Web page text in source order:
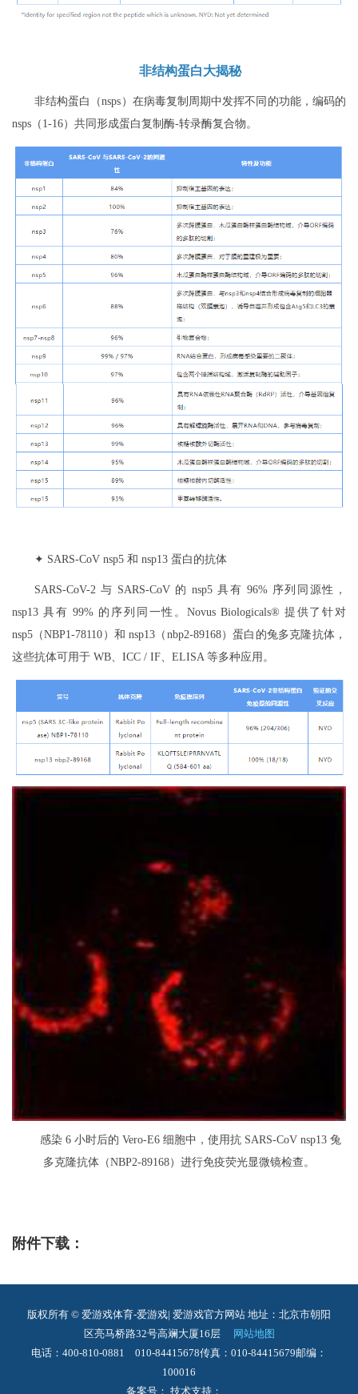
非结构蛋白大揭秘
非结构蛋白（nsps）在病毒复制周期中发挥不同的功能，编码的
nsps（1-16）共同形成蛋白复制酶-转录酶复合物。
✦ SARS-CoV nsp5 和 nsp13 蛋白的抗体
SARS-CoV-2 与 SARS-CoV 的 nsp5 具有 96% 序列同源性，
nsp13 具有 99% 的序列同一性。Novus Biologicals® 提供了针对
nsp5（NBP1-78110）和 nsp13（nbp2-89168）蛋白的兔多克隆抗体，
这些抗体可用于 WB、ICC / IF、ELISA 等多种应用。
感染 6 小时后的 Vero-E6 细胞中，使用抗 SARS-CoV nsp13 兔
多克隆抗体（NBP2-89168）进行免疫荧光显微镜检查。
附件下载：
版权所有 © 爱游戏体育-爱游戏| 爱游戏官方网站 地址：北京市朝阳
区亮马桥路32号高斓大厦16层
网站地图
电话：400-810-0881 010-84415678传真：010-84415679邮编：
100016
备案号： 技术支持：